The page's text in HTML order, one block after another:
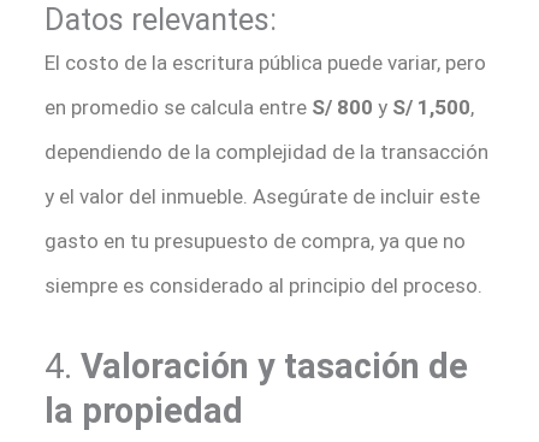
Datos relevantes:
El costo de la escritura pública puede variar, pero
en promedio se calcula entre S/ 800 y S/ 1,500,
dependiendo de la complejidad de la transacción
y el valor del inmueble. Asegúrate de incluir este
gasto en tu presupuesto de compra, ya que no
siempre es considerado al principio del proceso.
4. Valoración y tasación de
la propiedad